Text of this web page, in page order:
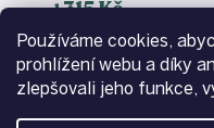
Používáme cookies,
prohlížení webu a díky
zlepšovali jeho funkce,
od315 Kč